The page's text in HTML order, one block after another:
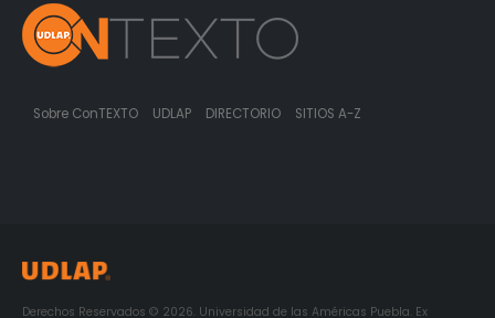
Sobre ConTEXTO UDLAP DIRECTORIO SITIOS A-Z
Derechos Reservados © 2026. Universidad de las Américas Puebla. Ex